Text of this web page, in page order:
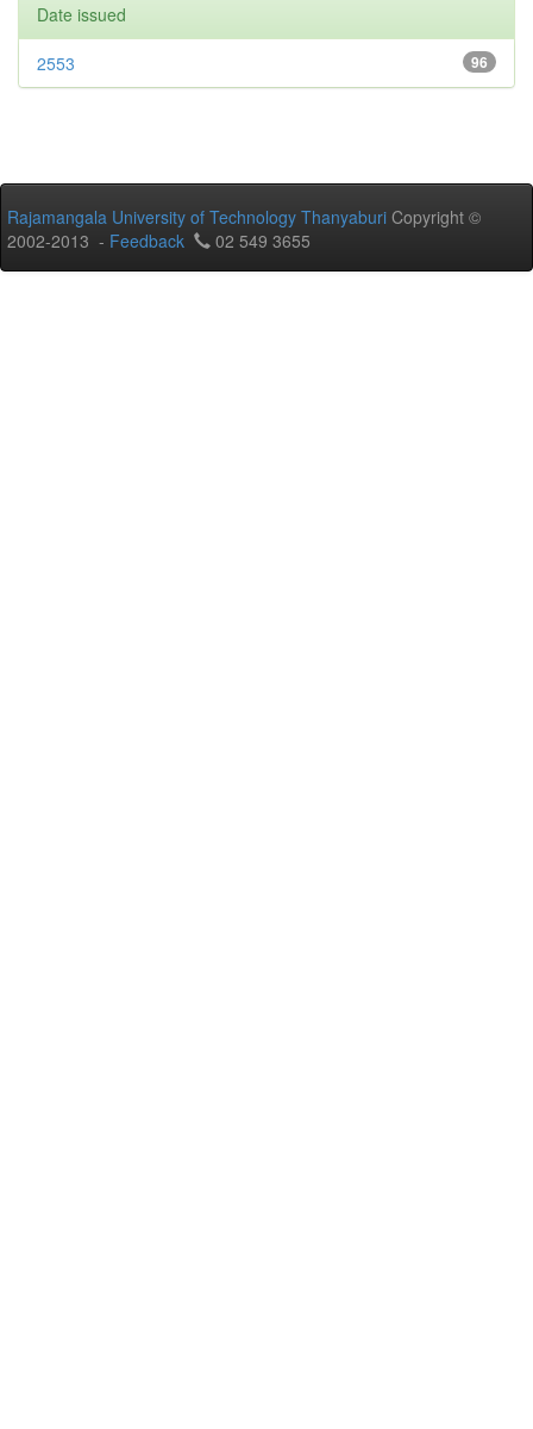
Date issued
96
2553
Rajamangala University of Technology Thanyaburi Copyright ©
2002-2013 - Feedback 02 549 3655